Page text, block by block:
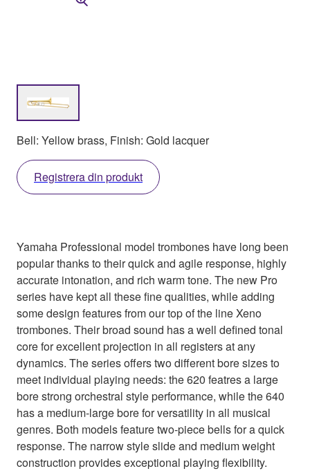
Bell: Yellow brass, Finish: Gold lacquer
Registrera din produkt
Yamaha Professional model trombones have long been
popular thanks to their quick and agile response, highly
accurate intonation, and rich warm tone. The new Pro
series have kept all these fine qualities, while adding
some design features from our top of the line Xeno
trombones. Their broad sound has a well defined tonal
core for excellent projection in all registers at any
dynamics. The series offers two different bore sizes to
meet individual playing needs: the 620 featres a large
bore strong orchestral style performance, while the 640
has a medium-large bore for versatility in all musical
genres. Both models feature two-piece bells for a quick
response. The narrow style slide and medium weight
construction provides exceptional playing flexibility.